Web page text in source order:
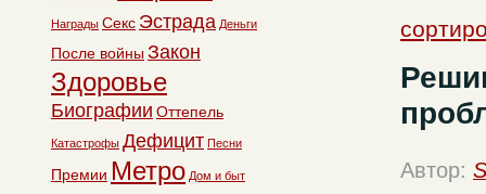
Автор:
Награды Секс Эстрада Деньги
После войны Закон
Здоровье
Биографии Оттепель
Катастрофы Дефицит Песни
Премии Метро Дом и быт